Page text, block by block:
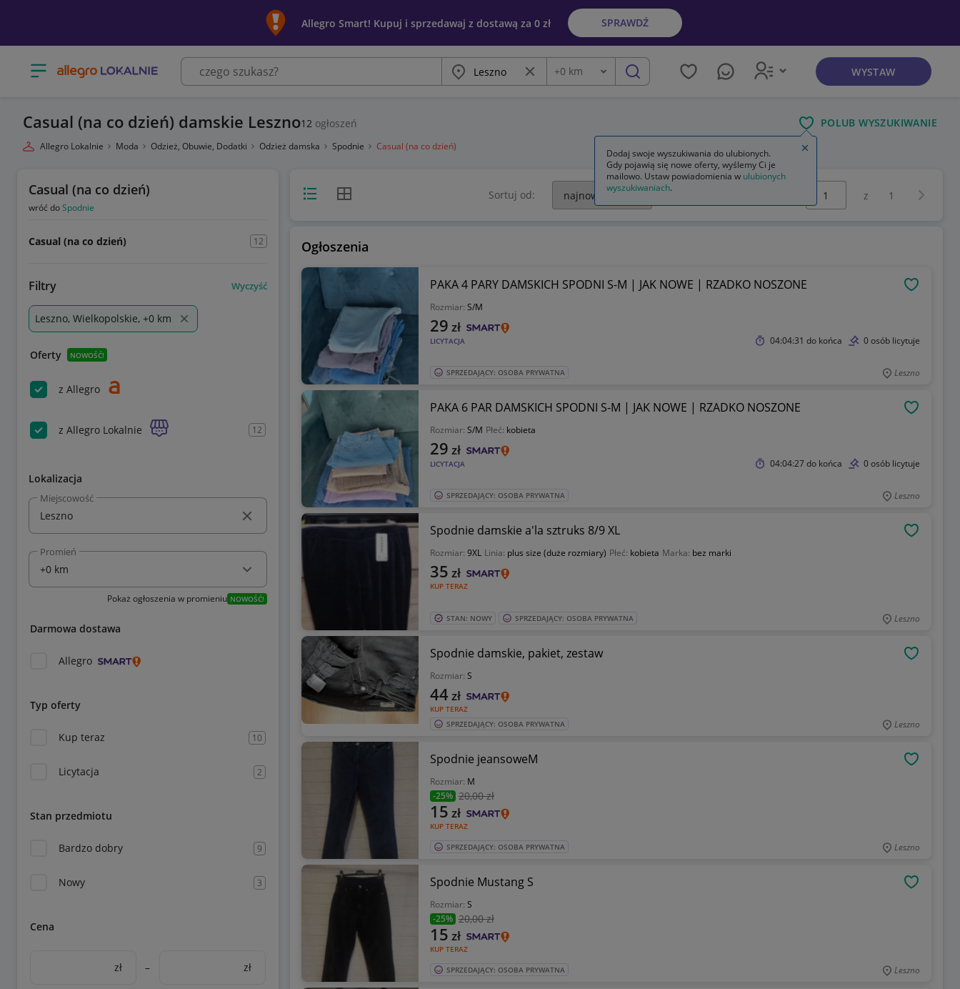
Allegro Smart! Kupuj i sprzedawaj z dostawą za 0 zł SPRAWDŹ
Otwórz menu z kategoriami Miasto Wyczyść frazę
Odległość
+0 km szukaj WYSTAW
Casual (na co dzień) damskie Leszno12 ogłoszeń POLUB WYSZUKIWANIE
Allegro Lokalnie Moda Odzież, Obuwie, Dodatki Odzież damska Spodnie Casual (na co dzień)
Casual (na co dzień)
wróć doSpodnie
Casual (na co dzień) 12
Filtry Wyczyść
Leszno, Wielkopolskie, +0 km
Oferty NOWOŚĆ!
z Allegro
z Allegro Lokalnie 12
Lokalizacja
Miejscowość
Promień
Pokaż ogłoszenia w promieniu NOWOŚĆ!
Darmowa dostawa
Allegro
Typ oferty
Kup teraz 10
Licytacja 2
Stan przedmiotu
Bardzo dobry 9
Nowy 3
Cena
zł – zł
Widok listyWidok siatki Sortuj od: z 1
Ogłoszenia
PAKA 4 PARY DAMSKICH SPODNI S-M | JAK NOWE | RZADKO NOSZONE
Rozmiar: S/M
LICYTACJA
29 zł
04:04:31 do końca 0 osób licytuje
SPRZEDAJĄCY: OSOBA PRYWATNA Leszno
PAKA 6 PAR DAMSKICH SPODNI S-M | JAK NOWE | RZADKO NOSZONE
Rozmiar: S/M Płeć: kobieta
LICYTACJA
29 zł
04:04:27do końca 0 osób licytuje
SPRZEDAJĄCY: OSOBA PRYWATNA Leszno
Spodnie damskie a'la sztruks 8/9 XL
Rozmiar: 9XL Linia: plus size (duże rozmiary) Płeć: kobieta Marka: bez marki
KUP TERAZ
35 zł
STAN: NOWY SPRZEDAJĄCY: OSOBA PRYWATNA Leszno
Spodnie damskie, pakiet, zestaw
Rozmiar: S
KUP TERAZ
44 zł
SPRZEDAJĄCY: OSOBA PRYWATNA Leszno
Spodnie jeansoweM
Rozmiar: M
-25% 20,00 zł
KUP TERAZ
15 zł
SPRZEDAJĄCY: OSOBA PRYWATNA Leszno
Spodnie Mustang S
Rozmiar: S
-25% 20,00 zł
KUP TERAZ
15 zł
SPRZEDAJĄCY: OSOBA PRYWATNA Leszno
Dodaj swoje wyszukiwania do ulubionych.
Gdy pojawią się nowe oferty, wyślemy Ci je
mailowo. Ustaw powiadomienia w ulubionych
wyszukiwaniach.
Zamknij wskazówkę